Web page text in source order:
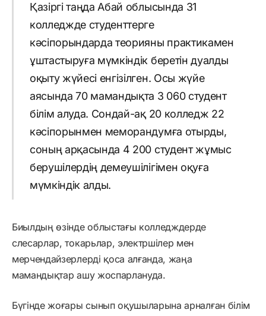
Қазіргі таңда Абай облысында 31
колледжде студенттерге
кәсіпорындарда теорияны практикамен
ұштастыруға мүмкіндік беретін дуалды
оқыту жүйесі енгізілген. Осы жүйе
аясында 70 мамандықта 3 060 студент
білім алуда. Сондай-ақ 20 колледж 22
кәсіпорынмен меморандумға отырды,
соның арқасында 4 200 студент жұмыс
берушілердің демеушілігімен оқуға
мүмкіндік алды.
Биылдың өзінде облыстағы колледждерде
слесарлар, токарьлар, электршілер мен
мерчендайзерлерді қоса алғанда, жаңа
мамандықтар ашу жоспарлануда.
Бүгінде жоғары сынып оқушыларына арналған білім